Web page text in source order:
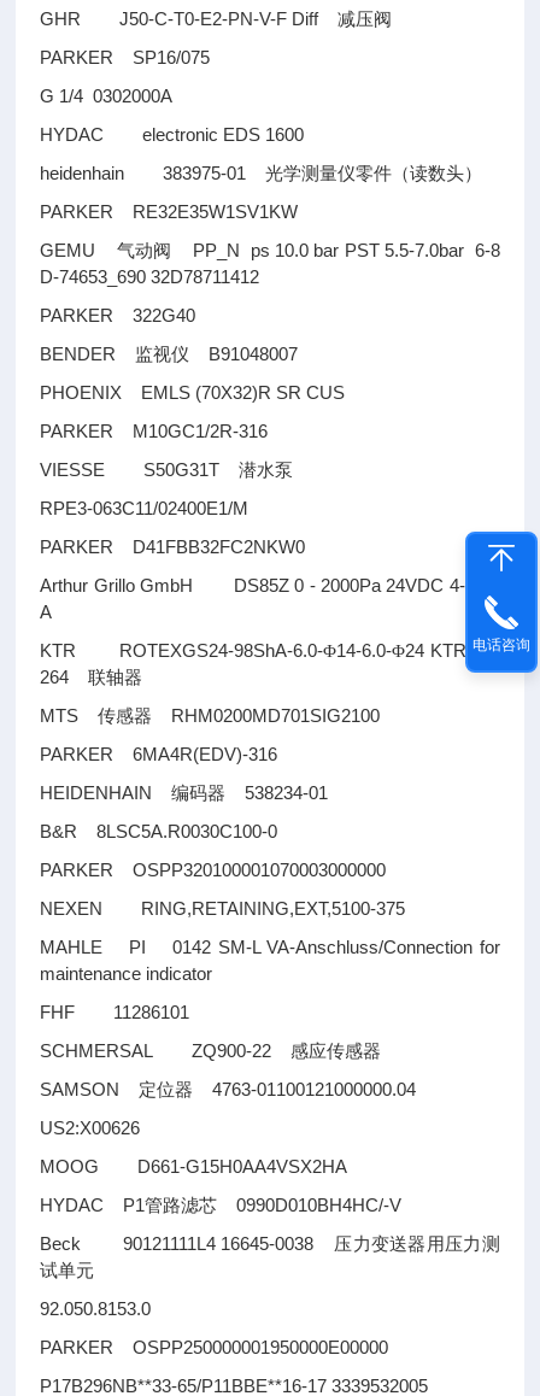
GHR J50-C-T0-E2-PN-V-F Diff减压阀
PARKER SP16/075
G 1/4 0302000A
HYDAC electronic EDS 1600
heidenhain 383975-01光学测量仪零件（读数头）
PARKER RE32E35W1SV1KW
GEMU 气动阀
PP_N ps 10.0 bar PST 5.5-7.0bar 6-8
D-74653_690 32D78711412
PARKER 322G40
BENDER 监视仪
B91048007
PHOENIX EMLS (70X32)R SR CUS
PARKER M10GC1/2R-316
VIESSE S50G31T潜水泵
RPE3-063C11/02400E1/M
PARKER D41FBB32FC2NKW0
Arthur Grillo GmbH DS85Z 0 - 2000Pa 24VDC 4-20m
A
KTR ROTEXGS24-98ShA-6.0-Φ14-6.0-Φ24 KTR.386
264联轴器
MTS传感器
RHM0200MD701SIG2100
PARKER 6MA4R(EDV)-316
HEIDENHAIN编码器
538234-01
B&R 8LSC5A.R0030C100-0
PARKER OSPP320100001070003000000
NEXEN RING,RETAINING,EXT,5100-375
MAHLE PI 0142 SM-L VA-Anschluss/Connection for
maintenance indicator
FHF 11286101
SCHMERSAL ZQ900-22感应传感器
SAMSON 定位器
4763-01100121000000.04
US2:X00626
MOOG D661-G15H0AA4VSX2HA
HYDAC P1管路滤芯 0990D010BH4HC/-V
Beck 90121111L4 16645-0038 压力变送器用压力测
试单元
92.050.8153.0
PARKER OSPP250000001950000E00000
P17B296NB**33-65/P11BBE**16-17 3339532005
电话咨询